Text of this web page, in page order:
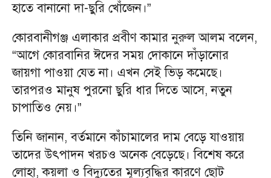
হাতে বানানো দা-ছুরি খোঁজেন।”
কোরবানীগঞ্জ এলাকার প্রবীণ কামার নুরুল আলম বলেন,
“আগে কোরবানির ঈদের সময় দোকানে দাঁড়ানোর
জায়গা পাওয়া যেত না। এখন সেই ভিড় কমেছে।
তারপরও মানুষ পুরনো ছুরি ধার দিতে আসে, নতুন
চাপাতিও নেয়।”
তিনি জানান, বর্তমানে কাঁচামালের দাম বেড়ে যাওয়ায়
তাদের উৎপাদন খরচও অনেক বেড়েছে। বিশেষ করে
লোহা, কয়লা ও বিদ্যুতের মূল্যবৃদ্ধির কারণে ছোট